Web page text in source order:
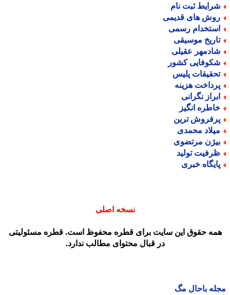
ثبت نام
های قدیمی
رسمی
موسیقی
عقیلی
کشور
پلیس
هزینه
نگرانی
انگیز
ترین
محمدی
مرتضوی
تولید
خبری
نسخه اصلی
حقوق این سایت برای قطره محفوظ است. قطره مسئولیتی
در قبال محتوای مطالب ندارد.
باحال مگ